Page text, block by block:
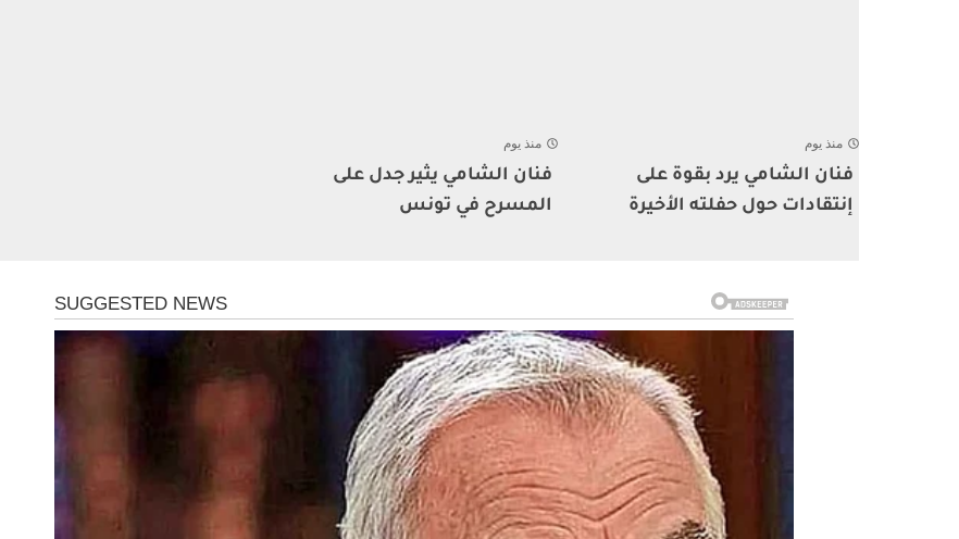
منذ يوم
فنان الشامي يرد بقوة على
إنتقادات حول حفلته الأخيرة
منذ يوم
فنان الشامي يثير جدل على
المسرح في تونس